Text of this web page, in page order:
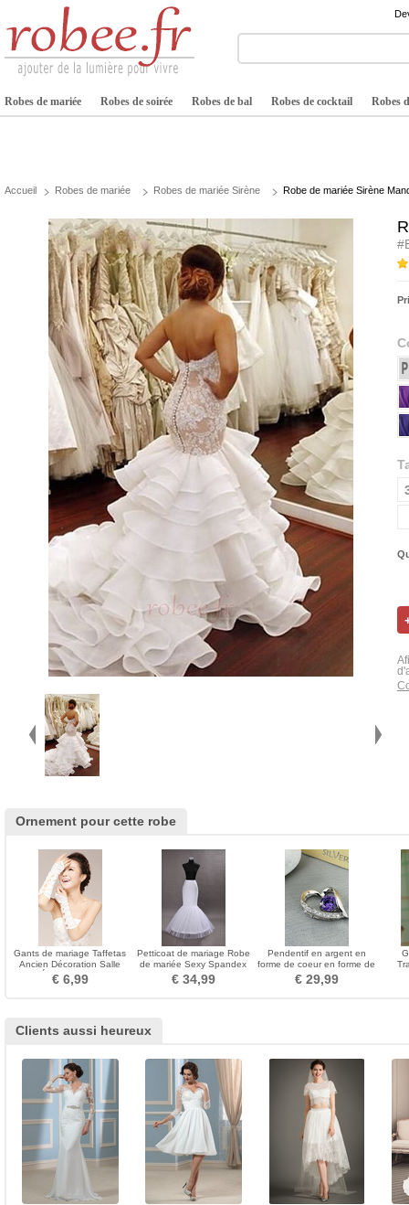
Robes de mariée Robes de soirée Robes de bal Robes de cocktail Robes
Accueil Robes de mariée Robes de mariée Sirène Robe de mariée Sirène
Ornement pour cette robe
Gants de mariage Taffetas
Ancien Décoration Salle
Épais Longue
€ 6,99
Petticoat de mariage Robe
de mariée Sexy Spandex
blanc Jantes simples
€ 34,99
Pendentif en argent en
forme de coeur en forme de
coeur en argent pour
femme Collier et pendentif
€ 29,99
Clients aussi heureux